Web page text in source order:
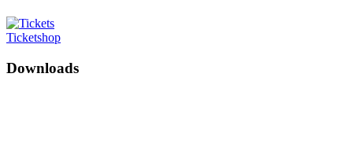
Ticketshop
Downloads